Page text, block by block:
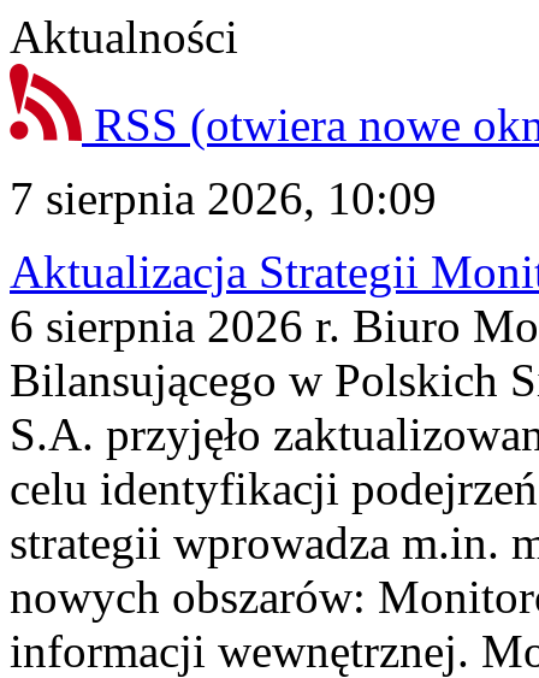
Aktualności
RSS (otwiera nowe
7 sierpnia 2026, 10:09
Aktualizacja Strategii
6 sierpnia 2026 r. Biuro
Bilansującego w Polskich
S.A. przyjęło
celu identyfikacji
strategii wprowadza m.in.
nowych obszarów:
informacji wewnętrznej.